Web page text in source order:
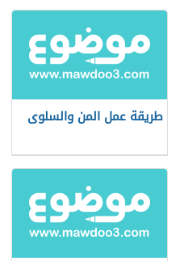
طريقة عمل المن والسلوى